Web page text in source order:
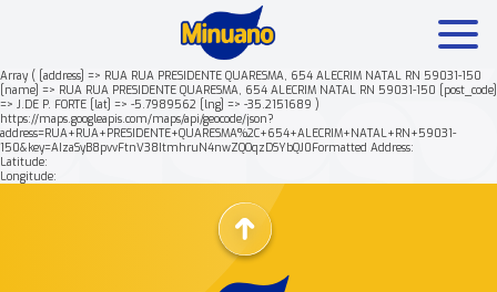
Array ( [address] => RUA RUA PRESIDENTE QUARESMA, 654 ALECRIM NATAL RN 59031-150
[name] => RUA RUA PRESIDENTE QUARESMA, 654 ALECRIM NATAL RN 59031-150 [post_code]
=> J.DE P. FORTE [lat] => -5.7989562 [lng] => -35.2151689 )
https://maps.googleapis.com/maps/api/geocode/json?
address=RUA+RUA+PRESIDENTE+QUARESMA%2C+654+ALECRIM+NATAL+RN+59031-
150&key=AIzaSyB8pvvFtnV38ItmhruN4nwZQOqzDSYbQJ0Formatted Address:
Latitude:
Longitude:
Mais buscados: Produtos Minuano Rende +
Nossa história